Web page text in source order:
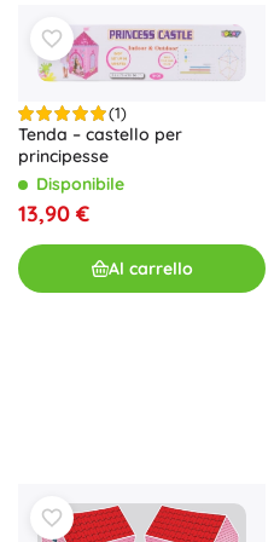
(1)
Tenda – castello per
principesse
Disponibile
13,90 €
Al carrello